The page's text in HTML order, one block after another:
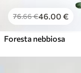
76.66€46.00 €
Foresta nebbiosa